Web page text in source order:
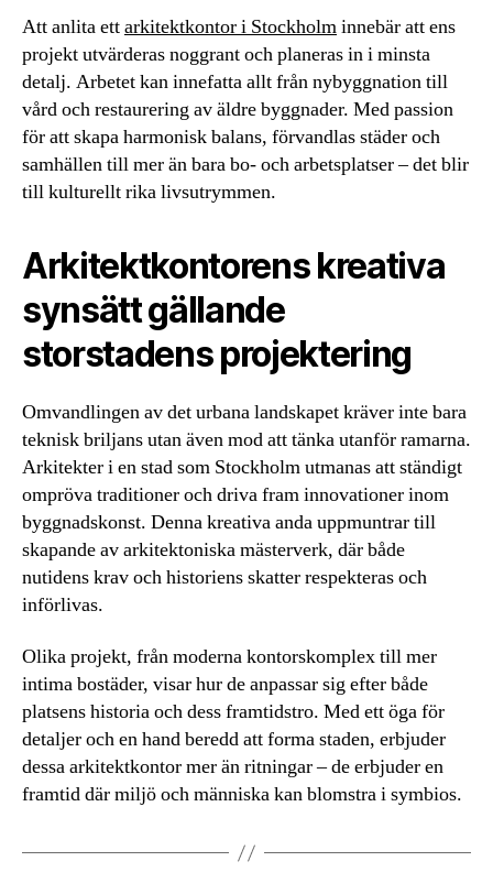
Att anlita ettarkitektkontor i Stockholminnebär att ens
projekt utvärderas noggrant och planeras in i minsta
detalj. Arbetet kan innefatta allt från nybyggnation till
vård och restaurering av äldre byggnader. Med passion
för att skapa harmonisk balans, förvandlas städer och
samhällen till mer än bara bo- och arbetsplatser – det blir
till kulturellt rika livsutrymmen.
Arkitektkontorens kreativa
synsätt gällande
storstadens projektering
Omvandlingen av det urbana landskapet kräver inte bara
teknisk briljans utan även mod att tänka utanför ramarna.
Arkitekter i en stad som Stockholm utmanas att ständigt
ompröva traditioner och driva fram innovationer inom
byggnadskonst. Denna kreativa anda uppmuntrar till
skapande av arkitektoniska mästerverk, där både
nutidens krav och historiens skatter respekteras och
införlivas.
Olika projekt, från moderna kontorskomplex till mer
intima bostäder, visar hur de anpassar sig efter både
platsens historia och dess framtidstro. Med ett öga för
detaljer och en hand beredd att forma staden, erbjuder
dessa arkitektkontor mer än ritningar – de erbjuder en
framtid där miljö och människa kan blomstra i symbios.